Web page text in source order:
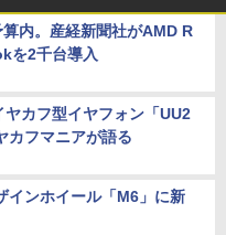
内。産経新聞社がAMD R
を2千台導入
ヤカフ型イヤフォン「UU2
カフマニアが語る
インホイール「M6」に新